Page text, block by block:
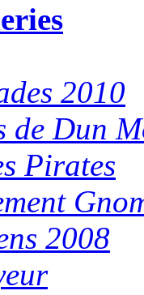
2010
de Dun
Pirates
2008